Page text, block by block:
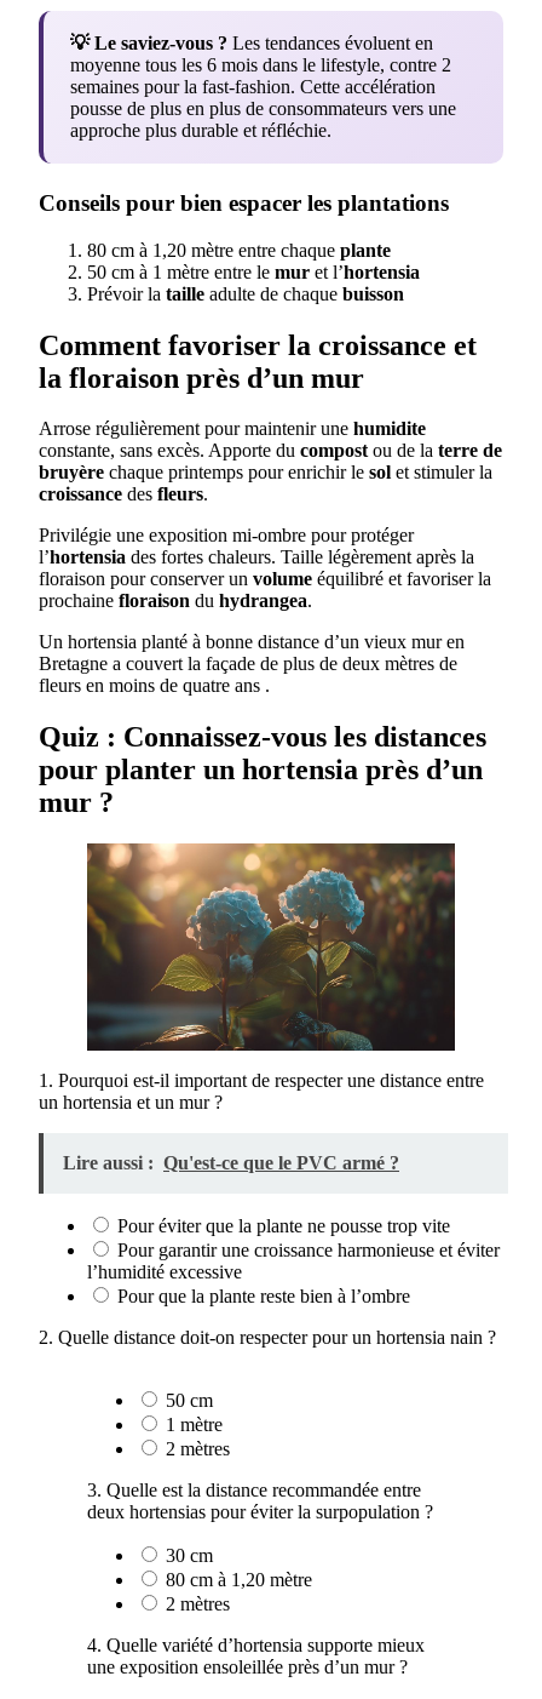
💡 Le saviez-vous ? Les tendances évoluent en
moyenne tous les 6 mois dans le lifestyle, contre 2
semaines pour la fast-fashion. Cette accélération
pousse de plus en plus de consommateurs vers une
approche plus durable et réfléchie.
Conseils pour bien espacer les plantations
80 cm à 1,20 mètre entre chaque plante
50 cm à 1 mètre entre le mur et l’hortensia
Prévoir la taille adulte de chaque buisson
Comment favoriser la croissance et
la floraison près d’un mur
Arrose régulièrement pour maintenir une humidite
constante, sans excès. Apporte du compostou de la terre de
bruyère chaque printemps pour enrichir le sol et stimuler la
croissance des fleurs.
Privilégie une exposition mi-ombre pour protéger
l’hortensia des fortes chaleurs. Taille légèrement après la
floraison pour conserver un volume équilibré et favoriser la
prochaine floraison du hydrangea.
Un hortensia planté à bonne distance d’un vieux mur en
Bretagne a couvert la façade de plus de deux mètres de
fleurs en moins de quatre ans .
Quiz : Connaissez-vous les distances
pour planter un hortensia près d’un
mur ?
1. Pourquoi est-il important de respecter une distance entre
un hortensia et un mur ?
Lire aussi : Qu'est-ce que le PVC armé ?
Pour éviter que la plante ne pousse trop vite
Pour garantir une croissance harmonieuse et éviter
l’humidité excessive
Pour que la plante reste bien à l’ombre
2. Quelle distance doit-on respecter pour un hortensia nain ?
50 cm
1 mètre
2 mètres
3. Quelle est la distance recommandée entre
deux hortensias pour éviter la surpopulation ?
30 cm
80 cm à 1,20 mètre
2 mètres
4. Quelle variété d’hortensia supporte mieux
une exposition ensoleillée près d’un mur ?